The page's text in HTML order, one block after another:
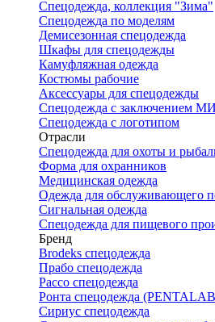
Спецодежда, коллекция "Зима"
Спецодежда по моделям
Демисезонная спецодежда
Шкафы для спецодежды
Камуфляжная одежда
Костюмы рабочие
Аксессуары для спецодежды
Спецодежда с заключением
Спецодежда с логотипом
Отрасли
Спецодежда для охоты и
Форма для охранников
Медицинская одежда
Одежда для обслуживающего
Сигнальная одежда
Спецодежда для пищевого
Бренд
Brodeks спецодежда
Прабо спецодежда
Рассо спецодежда
Ронта спецодежда
Сириус спецодежда